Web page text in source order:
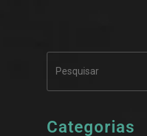
Categorias